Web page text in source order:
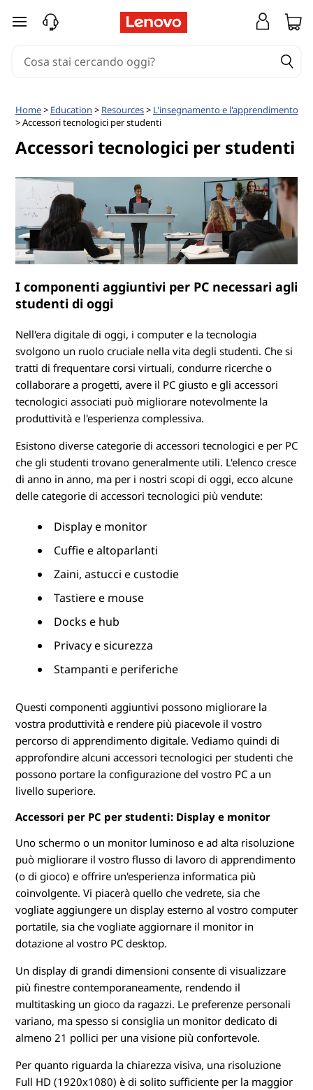
passa a contenuto principale
Home> Education > Resources> L'insegnamento e l'apprendimento
> Accessori tecnologici per studenti
Accessori tecnologici per studenti
I componenti aggiuntivi per PC necessari agli
studenti di oggi
Nell'era digitale di oggi, i computer e la tecnologia
svolgono un ruolo cruciale nella vita degli studenti. Che si
tratti di frequentare corsi virtuali, condurre ricerche o
collaborare a progetti, avere il PC giusto e gli accessori
tecnologici associati può migliorare notevolmente la
produttività e l'esperienza complessiva.
Esistono diverse categorie di accessori tecnologici e per PC
che gli studenti trovano generalmente utili. L'elenco cresce
di anno in anno, ma per i nostri scopi di oggi, ecco alcune
delle categorie di accessori tecnologici più vendute:
Display e monitor
Cuffie e altoparlanti
Zaini, astucci e custodie
Tastiere e mouse
Docks e hub
Privacy e sicurezza
Stampanti e periferiche
Questi componenti aggiuntivi possono migliorare la
vostra produttività e rendere più piacevole il vostro
percorso di apprendimento digitale. Vediamo quindi di
approfondire alcuni accessori tecnologici per studenti che
possono portare la configurazione del vostro PC a un
livello superiore.
Accessori per PC per studenti: Display e monitor
Uno schermo o un monitor luminoso e ad alta risoluzione
può migliorare il vostro flusso di lavoro di apprendimento
(o di gioco) e offrire un'esperienza informatica più
coinvolgente. Vi piacerà quello che vedrete, sia che
vogliate aggiungere un display esterno al vostro computer
portatile, sia che vogliate aggiornare il monitor in
dotazione al vostro PC desktop.
Un display di grandi dimensioni consente di visualizzare
più finestre contemporaneamente, rendendo il
multitasking un gioco da ragazzi. Le preferenze personali
variano, ma spesso si consiglia un monitor dedicato di
almeno 21 pollici per una visione più confortevole.
Per quanto riguarda la chiarezza visiva, una risoluzione
Full HD (1920x1080) è di solito sufficiente per la maggior